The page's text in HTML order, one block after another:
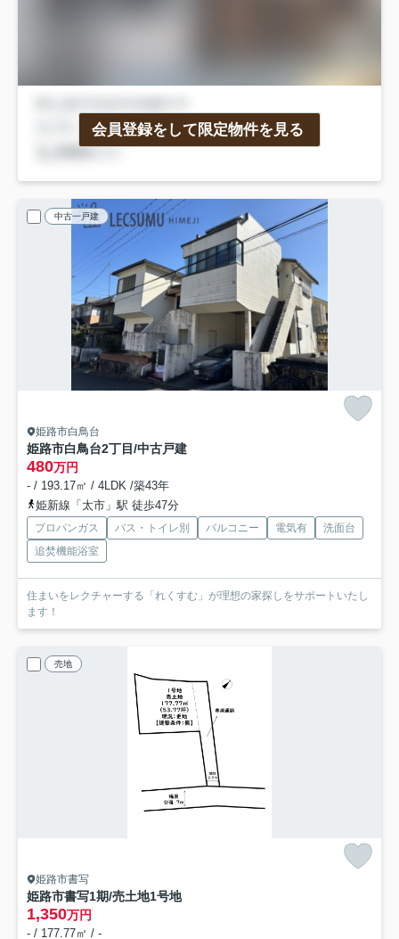
会員登録をして限定物件を見る
中古一戸建
姫路市白鳥台
姫路市白鳥台2丁目/中古戸建
480万円
- / 193.17㎡ / 4LDK /築43年
姫新線「太市」駅 徒歩47分
プロパンガス バス・トイレ別 バルコニー 電気有
洗面台
追焚機能浴室
住まいをレクチャーする「れくすむ」が理想の家探しをサポートいたし
ます！
売地
姫路市書写
姫路市書写1期/売土地1号地
1,350万円
- / 177.77㎡ / -